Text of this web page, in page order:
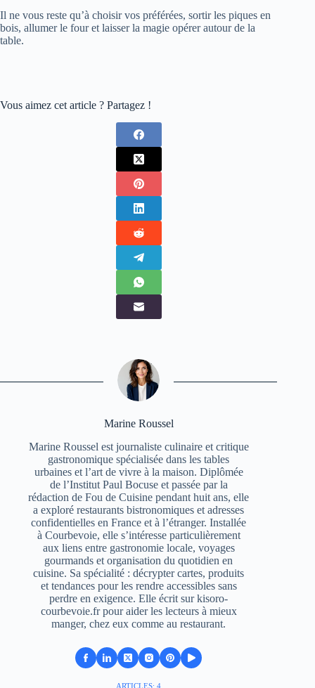
Il ne vous reste qu’à choisir vos préférées, sortir les piques en
bois, allumer le four et laisser la magie opérer autour de la
table.
Vous aimez cet article ? Partagez !
Marine Roussel
Marine Roussel est journaliste culinaire et critique
gastronomique spécialisée dans les tables
urbaines et l’art de vivre à la maison. Diplômée
de l’Institut Paul Bocuse et passée par la
rédaction de Fou de Cuisine pendant huit ans, elle
a exploré restaurants bistronomiques et adresses
confidentielles en France et à l’étranger. Installée
à Courbevoie, elle s’intéresse particulièrement
aux liens entre gastronomie locale, voyages
gourmands et organisation du quotidien en
cuisine. Sa spécialité : décrypter cartes, produits
et tendances pour les rendre accessibles sans
perdre en exigence. Elle écrit sur kisoro-
courbevoie.fr pour aider les lecteurs à mieux
manger, chez eux comme au restaurant.
ARTICLES: 4